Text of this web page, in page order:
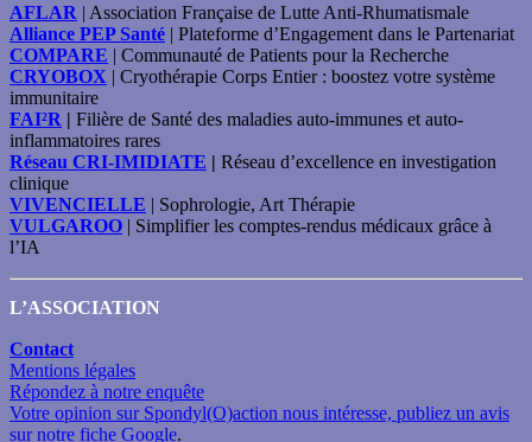
AFLAR | Association Française de Lutte Anti-Rhumatismale
Alliance PEP Santé | Plateforme d’Engagement dans le Partenariat
COMPARE | Communauté de Patients pour la Recherche
CRYOBOX | Cryothérapie Corps Entier : boostez votre système
immunitaire
FAI²R | Filière de Santé des maladies auto-immunes et auto-
inflammatoires rares
Réseau CRI-IMIDIATE | Réseau d’excellence en investigation
clinique
VIVENCIELLE | Sophrologie, Art Thérapie
VULGAROO | Simplifier les comptes-rendus médicaux grâce à
l’IA
L’ASSOCIATION
Contact
Mentions légales
Répondez à notre enquête
Votre opinion sur Spondyl(O)action nous intéresse, publiez un avis
sur notre fiche Google.